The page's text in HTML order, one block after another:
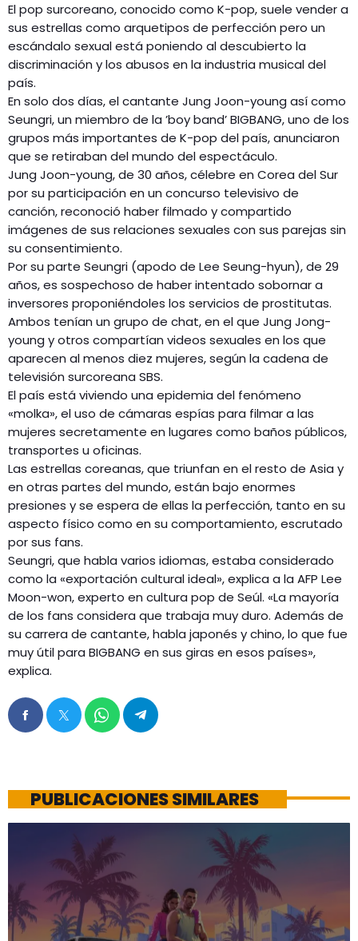
El pop surcoreano, conocido como K-pop, suele vender a
sus estrellas como arquetipos de perfección pero un
escándalo sexual está poniendo al descubierto la
discriminación y los abusos en la industria musical del
país.
En solo dos días, el cantante Jung Joon-young así como
Seungri, un miembro de la ’boy band’ BIGBANG, uno de los
grupos más importantes de K-pop del país, anunciaron
que se retiraban del mundo del espectáculo.
Jung Joon-young, de 30 años, célebre en Corea del Sur
por su participación en un concurso televisivo de
canción, reconoció haber filmado y compartido
imágenes de sus relaciones sexuales con sus parejas sin
su consentimiento.
Por su parte Seungri (apodo de Lee Seung-hyun), de 29
años, es sospechoso de haber intentado sobornar a
inversores proponiéndoles los servicios de prostitutas.
Ambos tenían un grupo de chat, en el que Jung Jong-
young y otros compartían videos sexuales en los que
aparecen al menos diez mujeres, según la cadena de
televisión surcoreana SBS.
El país está viviendo una epidemia del fenómeno
«molka», el uso de cámaras espías para filmar a las
mujeres secretamente en lugares como baños públicos,
transportes u oficinas.
Las estrellas coreanas, que triunfan en el resto de Asia y
en otras partes del mundo, están bajo enormes
presiones y se espera de ellas la perfección, tanto en su
aspecto físico como en su comportamiento, escrutado
por sus fans.
Seungri, que habla varios idiomas, estaba considerado
como la «exportación cultural ideal», explica a la AFP Lee
Moon-won, experto en cultura pop de Seúl. «La mayoría
de los fans considera que trabaja muy duro. Además de
su carrera de cantante, habla japonés y chino, lo que fue
muy útil para BIGBANG en sus giras en esos países»,
explica.
PUBLICACIONES SIMILARES